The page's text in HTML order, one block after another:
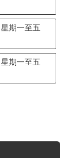
期一至五
期一至五